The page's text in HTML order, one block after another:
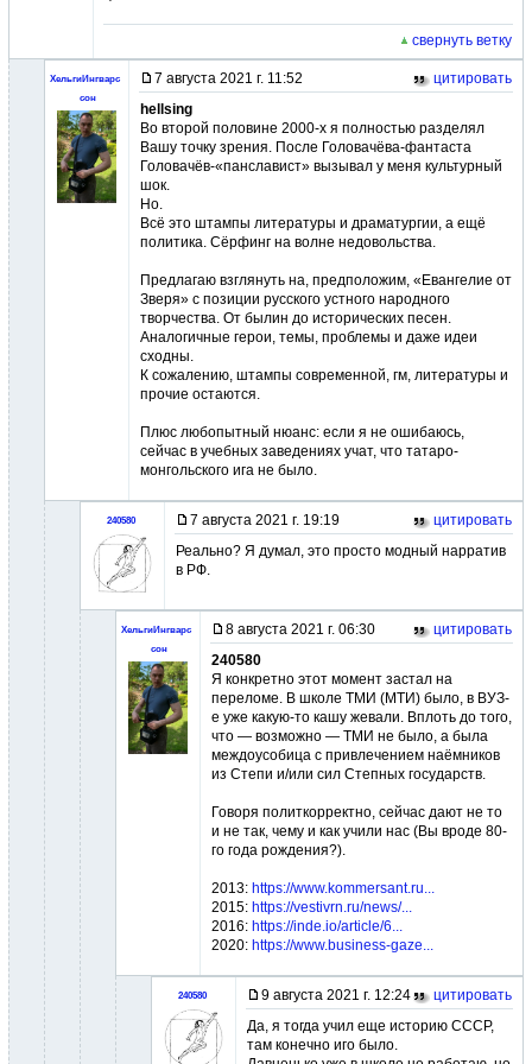
свернуть ветку
ХельгиИнгварс
сон
7 августа 2021 г. 11:52
цитировать
hellsing
Во второй половине 2000-х я полностью разделял
Вашу точку зрения. После Головачёва-фантаста
Головачёв-«панславист» вызывал у меня культурный
шок.
Но.
Всё это штампы литературы и драматургии, а ещё
политика. Сёрфинг на волне недовольства.
Предлагаю взглянуть на, предположим, «Евангелие от
Зверя» с позиции русского устного народного
творчества. От былин до исторических песен.
Аналогичные герои, темы, проблемы и даже идеи
сходны.
К сожалению, штампы современной, гм, литературы и
прочие остаются.
Плюс любопытный нюанс: если я не ошибаюсь,
сейчас в учебных заведениях учат, что татаро-
монгольского ига не было.
240580 7 августа 2021 г. 19:19
цитировать
Реально? Я думал, это просто модный нарратив
в РФ.
ХельгиИнгварс
сон
8 августа 2021 г. 06:30
цитировать
240580
Я конкретно этот момент застал на
переломе. В школе ТМИ (МТИ) было, в ВУЗ-
е уже какую-то кашу жевали. Вплоть до того,
что — возможно — ТМИ не было, а была
междоусобица с привлечением наёмников
из Степи и/или сил Степных государств.
Говоря политкорректно, сейчас дают не то
и не так, чему и как учили нас (Вы вроде 80-
го года рождения?).
2013: https://www.kommersant.ru...
2015: https://vestivrn.ru/news/...
2016: https://inde.io/article/6...
2020: https://www.business-gaze...
240580 9 августа 2021 г. 12:24
цитировать
Да, я тогда учил еще историю СССР,
там конечно иго было.